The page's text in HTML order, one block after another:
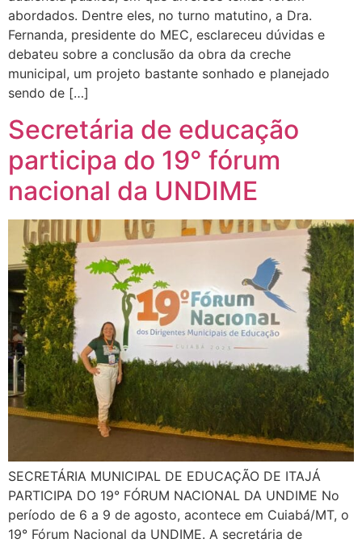
abordados. Dentre eles, no turno matutino, a Dra.
Fernanda, presidente do MEC, esclareceu dúvidas e
debateu sobre a conclusão da obra da creche
municipal, um projeto bastante sonhado e planejado
sendo de […]
Secretária de educação
participa do 19° fórum
nacional da UNDIME
SECRETÁRIA MUNICIPAL DE EDUCAÇÃO DE ITAJÁ
PARTICIPA DO 19° FÓRUM NACIONAL DA UNDIME No
período de 6 a 9 de agosto, acontece em Cuiabá/MT, o
19° Fórum Nacional da UNDIME. A secretária de